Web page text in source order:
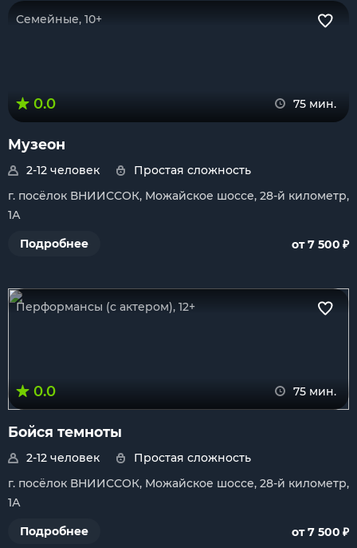
Семейные, 10+
0.0 75 мин.
Музеон
2-12 человек
Простая сложность
г. посёлок ВНИИССОК, Можайское шоссе, 28-й километр,
1А
Подробнее
от 7 500 ₽
Перформансы (с актером), 12+
0.0 75 мин.
Бойся темноты
2-12 человек
Простая сложность
г. посёлок ВНИИССОК, Можайское шоссе, 28-й километр,
1А
Подробнее
от 7 500 ₽